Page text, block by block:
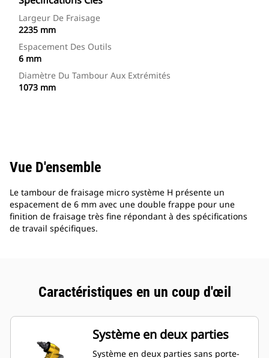
Largeur De Fraisage
2235 mm
Espacement Des Outils
6 mm
Diamètre Du Tambour Aux Extrémités
1073 mm
Vue D'ensemble
Le tambour de fraisage micro système H présente un
espacement de 6 mm avec une double frappe pour une
finition de fraisage très fine répondant à des spécifications
de travail spécifiques.
Caractéristiques en un coup d'œil
Système en deux parties
Système en deux parties sans porte-